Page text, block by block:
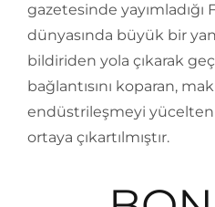
gazetesinde
dünyasında büyük bir
bildiriden yola çıkarak
bağlantısını koparan,
endüstrileşmeyi yücelten
ortaya çıkartılmıştır.